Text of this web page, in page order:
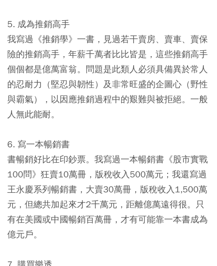
5. 成為推銷高手
我寫過《推銷學》一書，見過若干賣房、賣車、賣保
險的推銷高手，年薪千萬者比比皆是，這些推銷高手
個個都是億萬富翁。問題是此類人必須具備異於常人
的忍耐力（堅忍與韌性）及非常旺盛的企圖心（野性
與霸氣），以因應推銷過程中的艱難與被拒絕。一般
人無此能耐。
6. 寫一本暢銷書
書暢銷好比在印鈔票。我寫過一本暢銷書《股市實戰
100問》狂賣10萬冊，版稅收入500萬元；我還寫過
王永慶系列暢銷書，大賣30萬冊，版稅收入1,500萬
元，但總共加起來才2千萬元，距離億萬遠得很。只
有在美國或中國暢銷百萬冊，才有可能靠一本書成為
億元戶。